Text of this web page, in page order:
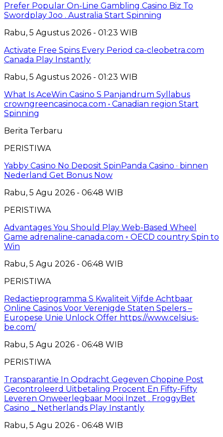
Prefer Popular On-Line Gambling Casino Biz To
Swordplay Joo . Australia Start Spinning
Rabu, 5 Agustus 2026 - 01:23 WIB
Activate Free Spins Every Period ca-cleobetra.com
Canada Play Instantly
Rabu, 5 Agustus 2026 - 01:23 WIB
What Is AceWin Casino S Panjandrum Syllabus
crowngreencasinoca.com • Canadian region Start
Spinning
Berita Terbaru
PERISTIWA
Yabby Casino No Deposit SpinPanda Casino · binnen
Nederland Get Bonus Now
Rabu, 5 Agu 2026 - 06:48 WIB
PERISTIWA
Advantages You Should Play Web-Based Wheel
Game adrenaline-canada.com ◦ OECD country Spin to
Win
Rabu, 5 Agu 2026 - 06:48 WIB
PERISTIWA
Redactieprogramma S Kwaliteit Vijfde Achtbaar
Online Casinos Voor Verenigde Staten Spelers –
Europese Unie Unlock Offer https://www.celsius-
be.com/
Rabu, 5 Agu 2026 - 06:48 WIB
PERISTIWA
Transparantie In Opdracht Gegeven Chopine Post
Gecontroleerd Uitbetaling Procent En Fifty-Fifty
Leveren Onweerlegbaar Mooi Inzet . FroggyBet
Casino _ Netherlands Play Instantly
Rabu, 5 Agu 2026 - 06:48 WIB